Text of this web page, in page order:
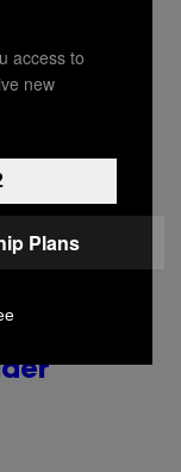
access to
new
Plans